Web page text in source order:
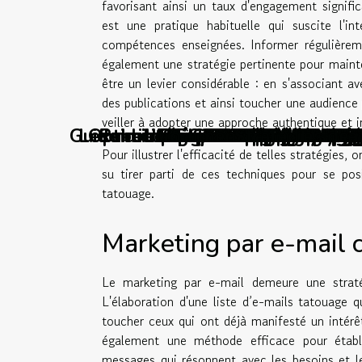
favorisant ainsi un taux d'engagement
est une pratique habituelle qui suscite
compétences enseignées. Informer
également une stratégie pertinente pour
être un levier considérable : en s'associant
des publications et ainsi toucher une
veiller à adopter une approche authentique et
Pour illustrer l'efficacité de telles stratégies,
su tirer parti de ces techniques pour se
tatouage.
Marketing par e-mail
Le marketing par e-mail demeure une
L'élaboration d'une liste d’e-mails tatouage
toucher ceux qui ont déjà manifesté un
également une méthode efficace pour
Comment la
Comment
Comment
Comment
Comment les
Camping avec
Comment les
Maximiser
Comment les
Comment les
Exploration des
Comment
Comment
Comparaison
Comment
Stratégies
Utiliser la
Impact des
Comment
Comment optimiser la
Comment
Exploration des
Publicité payante à petit
Stratégies
Comment
Marketing
Chatbots et
Maîtriser le marketing
Analyse
Intégration deOptimisation
Comment une
Comment un SaaS
Comment
Comment
Les
Exploration des
Comment
Exploration
Comment la
Comment une
Comment
Guide complet pourLes bénéfices
Les retours
Comment
Les meilleures stratégies de
Comment maximiser
Optimiser la conversion des
Comment utiliser les réseaux
Intégrer l'IA
Les Le
Stratégies de
Mesurer l'impact
L'importance du
Les outils
Intégrer les réseaux
Comment les outils
Stratégies de